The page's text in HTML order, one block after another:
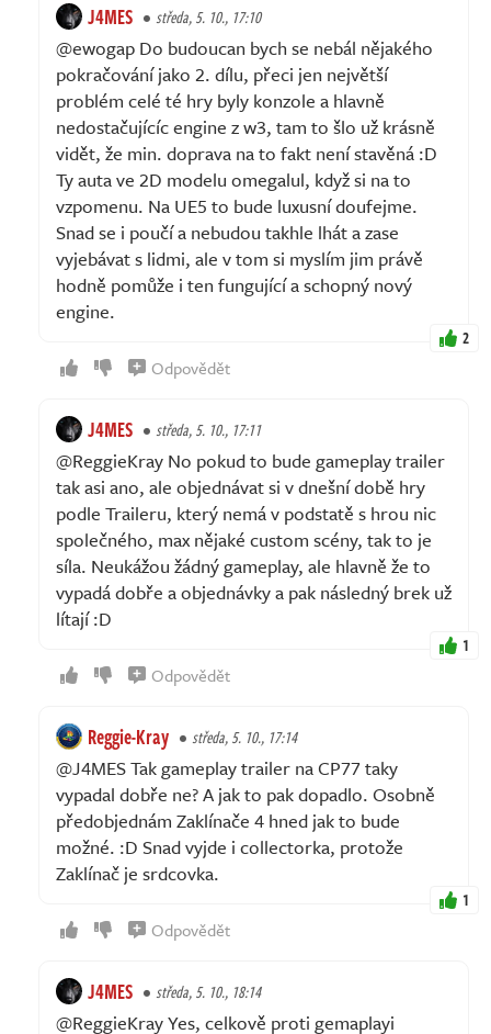
J4MES středa, 5. 10., 17:10
@ewogap Do budoucan bych se nebál nějakého
pokračování jako 2. dílu, přeci jen největší
problém celé té hry byly konzole a hlavně
nedostačujícíc engine z w3, tam to šlo už krásně
vidět, že min. doprava na to fakt není stavěná :D
Ty auta ve 2D modelu omegalul, když si na to
vzpomenu. Na UE5 to bude luxusní doufejme.
Snad se i poučí a nebudou takhle lhát a zase
vyjebávat s lidmi, ale v tom si myslím jim právě
hodně pomůže i ten fungující a schopný nový
engine.
2
Odpovědět
J4MES středa, 5. 10., 17:11
@ReggieKray No pokud to bude gameplay trailer
tak asi ano, ale objednávat si v dnešní době hry
podle Traileru, který nemá v podstatě s hrou nic
společného, max nějaké custom scény, tak to je
síla. Neukážou žádný gameplay, ale hlavně že to
vypadá dobře a objednávky a pak následný brek už
lítají :D
1
Odpovědět
Reggie-Kray středa, 5. 10., 17:14
@J4MES Tak gameplay trailer na CP77 taky
vypadal dobře ne? A jak to pak dopadlo. Osobně
předobjednám Zaklínače 4 hned jak to bude
možné. :D Snad vyjde i collectorka, protože
Zaklínač je srdcovka.
1
Odpovědět
J4MES středa, 5. 10., 18:14
@ReggieKray Yes, celkově proti gemaplayi